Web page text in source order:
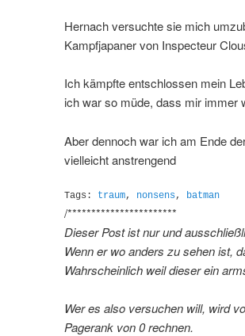
Hernach versuchte sie mich
Kampfjapaner von Inspecteur
Ich kämpfte entschlossen mein
ich war so müde, dass mir immer
Aber dennoch war ich am Ende
vielleicht anstrengend
Tags: traum, nonsens, batman
/***********************
Dieser Post ist nur und
Wenn er wo anders zu sehen ist,
Wahrscheinlich weil dieser ein
Wer es also versuchen will, wird
Pagerank von 0 rechnen.